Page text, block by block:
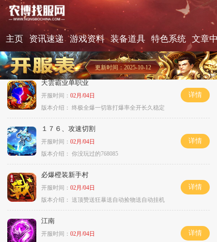
主页 资讯速递 游戏资料 装备道具 特色系统 文章
更新时间：2025-10-12
天雲霸业单职业
开服时间： 02月/04日
版本介绍： 终极全爆一切靠打爆率全开长久稳定
详情
１７６、攻速切割
开服时间： 02月/04日
版本介绍： 你没玩过的768085
详情
必爆橙装新手村
开服时间： 02月/04日
版本介绍：
送顶赞送狂暴送自动捡物送自动挂机
详情
江南
开服时间： 02月/04日
详情